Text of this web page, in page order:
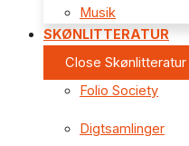
Musik
SKØNLITTERATUR
Close Skønlitteratur
Folio Society
Digtsamlinger